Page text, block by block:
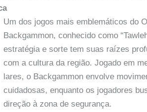
Um dos jogos mais emblemáticos do
Backgammon, conhecido como
estratégia e sorte tem suas raízes
com a cultura da região. Jogado em
lares, o Backgammon envolve
cuidadosas, enquanto os jogadores
direção à zona de segurança.